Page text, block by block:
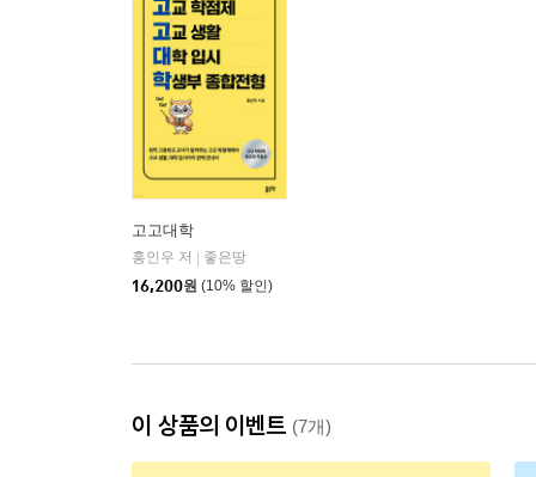
고고대학
홍인우 저
좋은땅
16,200원 (10% 할인)
이 상품의 이벤트 (7개)